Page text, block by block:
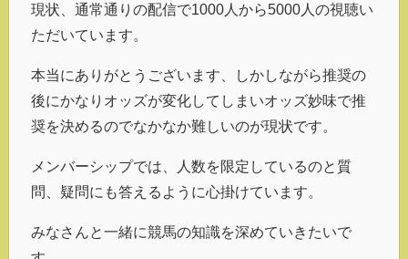
現状、通常通りの配信で1000人から5000人の視聴い
ただいています。
本当にありがとうございます、しかしながら推奨の
後にかなりオッズが変化してしまいオッズ妙味で推
奨を決めるのでなかなか難しいのが現状です。
メンバーシップでは、人数を限定しているのと質
問、疑問にも答えるように心掛けています。
みなさんと一緒に競馬の知識を深めていきたいで